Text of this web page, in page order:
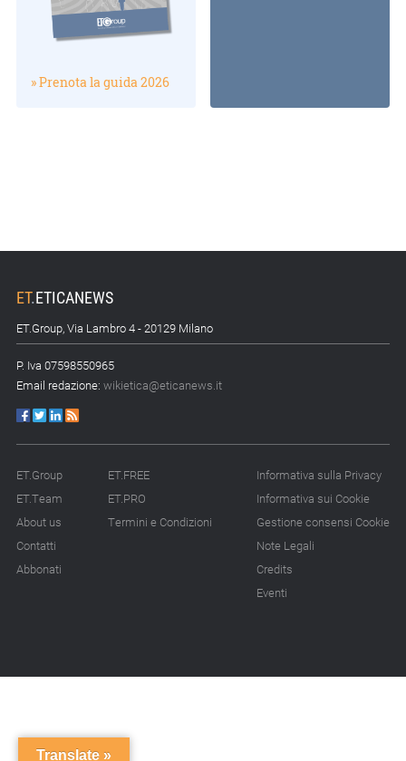
» Prenota la guida 2026
ET.ETICANEWS
ET.Group, Via Lambro 4 - 20129 Milano
P. Iva 07598550965
Email redazione: wikietica@eticanews.it
ET.Group
ET.Team
About us
Contatti
Abbonati
ET.FREE
ET.PRO
Termini e Condizioni
Informativa sulla Privacy
Informativa sui Cookie
Gestione consensi Cookie
Note Legali
Credits
Eventi
Translate »